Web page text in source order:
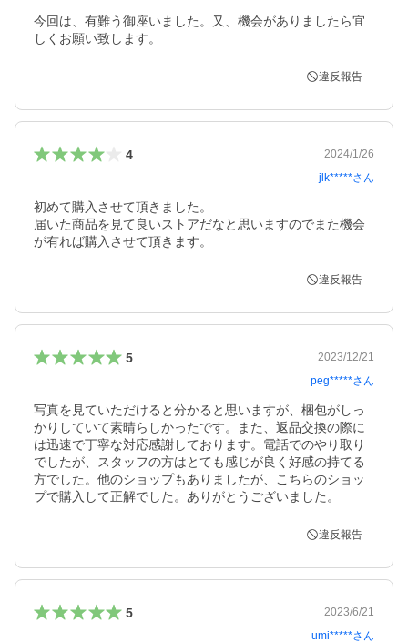
今回は、有難う御座いました。又、機会がありましたら宜
しくお願い致します。
違反報告
4
2024/1/26
jlk*****さん
初めて購入させて頂きました。
届いた商品を見て良いストアだなと思いますのでまた機会
が有れば購入させて頂きます。
違反報告
5
2023/12/21
peg*****さん
写真を見ていただけると分かると思いますが、梱包がしっ
かりしていて素晴らしかったです。また、返品交換の際に
は迅速で丁寧な対応感謝しております。電話でのやり取り
でしたが、スタッフの方はとても感じが良く好感の持てる
方でした。他のショップもありましたが、こちらのショッ
プで購入して正解でした。ありがとうございました。
違反報告
5
2023/6/21
umi*****さん